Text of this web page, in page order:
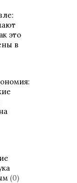
это
в
(0)